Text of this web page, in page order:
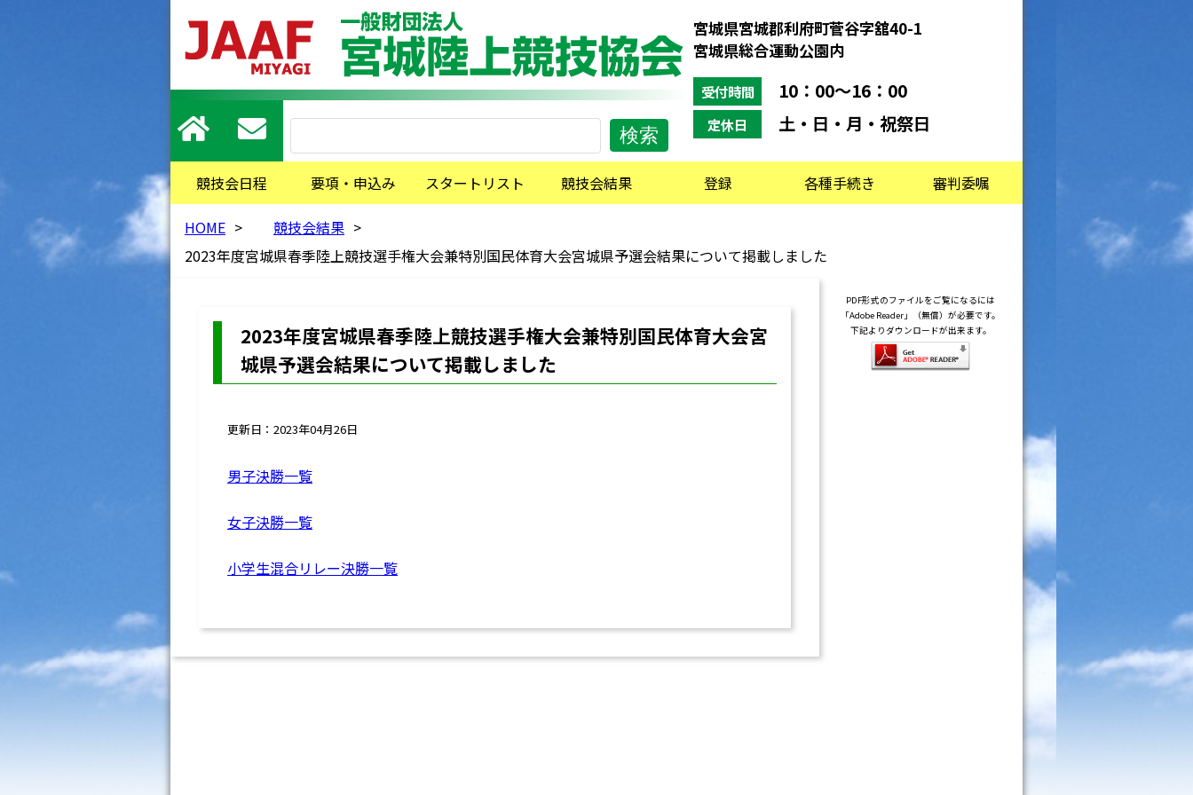
宮城県宮城郡利府町菅谷字舘40-1
宮城県総合運動公園内
受付時間 10：00～16：00
定休日 土・日・月・祝祭日
競技会日程 要項・申込み スタートリスト 競技会結果 登録 各種手続き 審判委嘱
HOME > 競技会結果 >
2023年度宮城県春季陸上競技選手権大会兼特別国民体育大会宮城県予選会結果について掲載しました
2023年度宮城県春季陸上競技選手権大会兼特別国民体育大会宮
城県予選会結果について掲載しました
更新日：2023年04月26日
男子決勝一覧
女子決勝一覧
小学生混合リレー決勝一覧
PDF形式のファイルをご覧になるには
「Adobe Reader」（無償）が必要です。
下記よりダウンロードが出来ます。